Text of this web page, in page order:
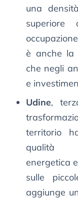
una
è anche la
che negli
e
Udine,
territorio
qualità
energetica
sulle
aggiunge